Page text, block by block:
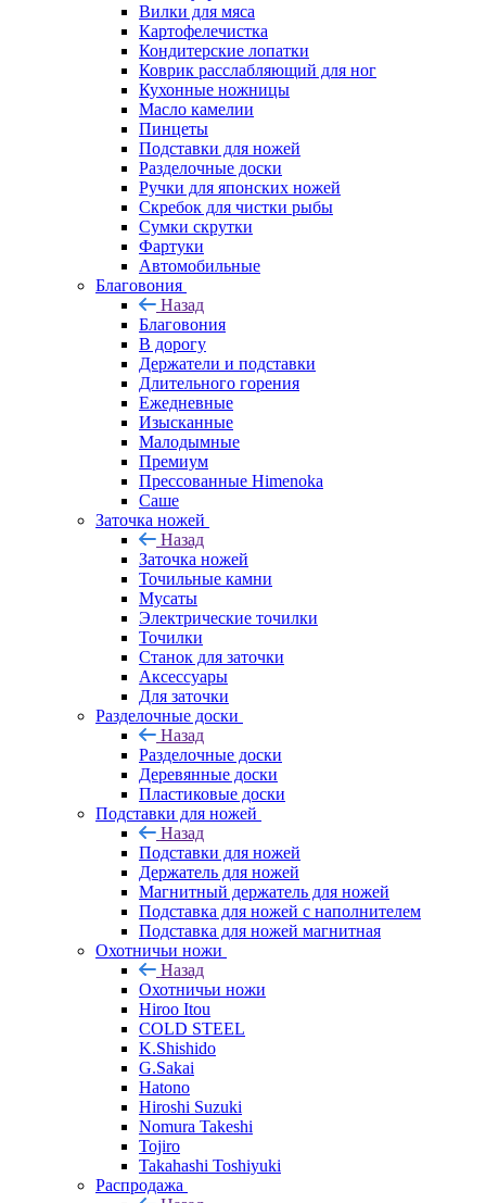
Вилки для мяса
Картофелечистка
Кондитерские лопатки
Коврик расслабляющий для ног
Кухонные ножницы
Масло камелии
Пинцеты
Подставки для ножей
Разделочные доски
Ручки для японских ножей
Скребок для чистки рыбы
Сумки скрутки
Фартуки
Автомобильные
Благовония
Назад
Благовония
В дорогу
Держатели и подставки
Длительного горения
Ежедневные
Изысканные
Малодымные
Премиум
Прессованные Himenoka
Саше
Заточка ножей
Назад
Заточка ножей
Точильные камни
Мусаты
Электрические точилки
Точилки
Станок для заточки
Аксессуары
Для заточки
Разделочные доски
Назад
Разделочные доски
Деревянные доски
Пластиковые доски
Подставки для ножей
Назад
Подставки для ножей
Держатель для ножей
Магнитный держатель для ножей
Подставка для ножей с наполнителем
Подставка для ножей магнитная
Охотничьи ножи
Назад
Охотничьи ножи
Hiroo Itou
COLD STEEL
K.Shishido
G.Sakai
Hatono
Hiroshi Suzuki
Nomura Takeshi
Tojiro
Takahashi Toshiyuki
Распродажа